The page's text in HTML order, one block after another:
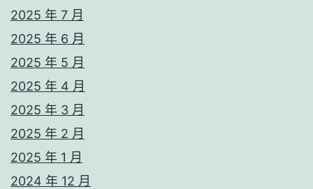
2025 年 7 月
2025 年 6 月
2025 年 5 月
2025 年 4 月
2025 年 3 月
2025 年 2 月
2025 年 1 月
2024 年 12 月